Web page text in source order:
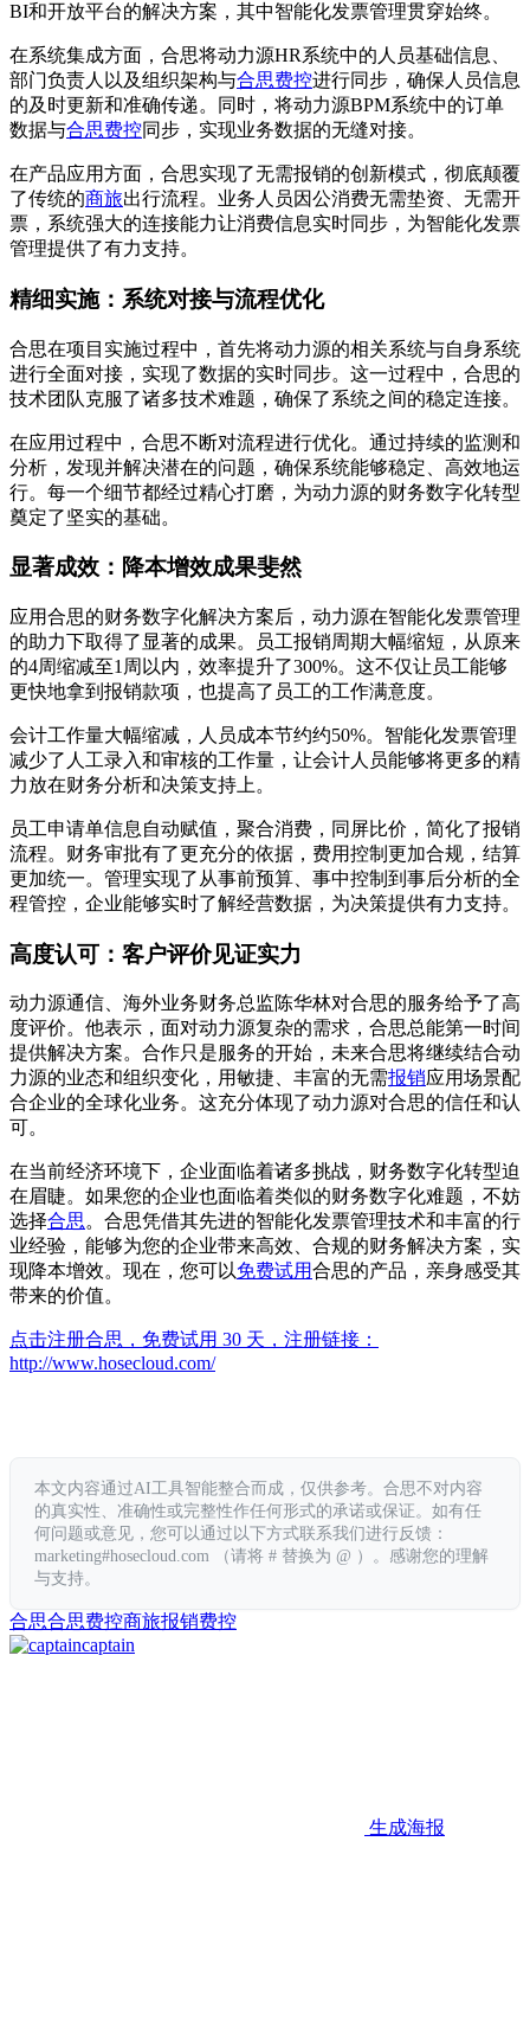
BI和开放平台的解决方案，其中智能化发票管理贯穿始终。
在系统集成方面，合思将动力源HR系统中的人员基础信息、
部门负责人以及组织架构与合思费控进行同步，确保人员信息
的及时更新和准确传递。同时，将动力源BPM系统中的订单
数据与合思费控同步，实现业务数据的无缝对接。
在产品应用方面，合思实现了无需报销的创新模式，彻底颠覆
了传统的商旅出行流程。业务人员因公消费无需垫资、无需开
票，系统强大的连接能力让消费信息实时同步，为智能化发票
管理提供了有力支持。
精细实施：系统对接与流程优化
合思在项目实施过程中，首先将动力源的相关系统与自身系统
进行全面对接，实现了数据的实时同步。这一过程中，合思的
技术团队克服了诸多技术难题，确保了系统之间的稳定连接。
在应用过程中，合思不断对流程进行优化。通过持续的监测和
分析，发现并解决潜在的问题，确保系统能够稳定、高效地运
行。每一个细节都经过精心打磨，为动力源的财务数字化转型
奠定了坚实的基础。
显著成效：降本增效成果斐然
应用合思的财务数字化解决方案后，动力源在智能化发票管理
的助力下取得了显著的成果。员工报销周期大幅缩短，从原来
的4周缩减至1周以内，效率提升了300%。这不仅让员工能够
更快地拿到报销款项，也提高了员工的工作满意度。
会计工作量大幅缩减，人员成本节约约50%。智能化发票管理
减少了人工录入和审核的工作量，让会计人员能够将更多的精
力放在财务分析和决策支持上。
员工申请单信息自动赋值，聚合消费，同屏比价，简化了报销
流程。财务审批有了更充分的依据，费用控制更加合规，结算
更加统一。管理实现了从事前预算、事中控制到事后分析的全
程管控，企业能够实时了解经营数据，为决策提供有力支持。
高度认可：客户评价见证实力
动力源通信、海外业务财务总监陈华林对合思的服务给予了高
度评价。他表示，面对动力源复杂的需求，合思总能第一时间
提供解决方案。合作只是服务的开始，未来合思将继续结合动
力源的业态和组织变化，用敏捷、丰富的无需报销应用场景配
合企业的全球化业务。这充分体现了动力源对合思的信任和认
可。
在当前经济环境下，企业面临着诸多挑战，财务数字化转型迫
在眉睫。如果您的企业也面临着类似的财务数字化难题，不妨
选择合思。合思凭借其先进的智能化发票管理技术和丰富的行
业经验，能够为您的企业带来高效、合规的财务解决方案，实
现降本增效。现在，您可以免费试用合思的产品，亲身感受其
带来的价值。
点击注册合思，免费试用 30 天，注册链接：
http://www.hosecloud.com/
本文内容通过AI工具智能整合而成，仅供参考。合思不对内容
的真实性、准确性或完整性作任何形式的承诺或保证。如有任
何问题或意见，您可以通过以下方式联系我们进行反馈：
marketing#hosecloud.com （请将 # 替换为 @ ）。感谢您的理解
与支持。
合思合思费控商旅报销费控
captain
生成海报